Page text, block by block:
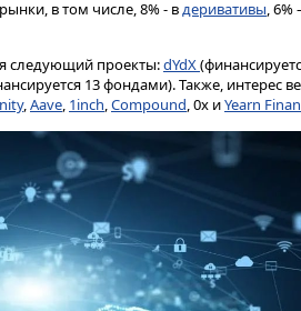
в том числе, 8% - в деривативы ,
cледующий проекты:dYdX
13 фондами). Также, интерес
,Aave, 1inch,Compound, 0x иYearn